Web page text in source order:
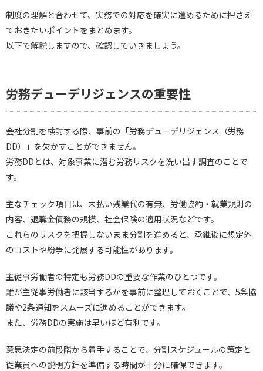
制度の理解と合わせて、実務での対応を確実に進めるために押さえ
ておきたいポイントをまとめます。
以下で解説しますので、確認していきましょう。
労務デューデリジェンスの重要性
会社分割を検討する際、事前の「労務デューデリジェンス（労務
DD）」を欠かすことができません。
労務DDとは、対象事業に潜む労務リスクを洗い出す調査のことで
す。
主なチェック項目は、未払い残業代の有無、労働協約・就業規則の
内容、退職金債務の規模、社会保険の適用状況などです。
これらのリスクを把握しないまま分割を進めると、承継後に想定外
のコストや紛争に発展する可能性があります。
主従事労働者の特定も労務DDの重要な作業のひとつです。
誰が主従事労働者に該当するかを事前に整理しておくことで、5条協
議や2条通知をスムーズに進めることができます。
また、労務DDの実施は早いほど有利です。
意思決定の前段階から着手することで、分割スケジュールの策定と
従業員への説明方針を準備する時間が十分に確保できます。